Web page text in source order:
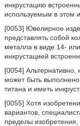
инкрустацию
используемым в этом
[0053] Ювелирное
представлять собой
металла в виде 14-
инкрустацией
[0054]
может быть
титана и иметь
[0055] Хотя
вариантов,
пределы